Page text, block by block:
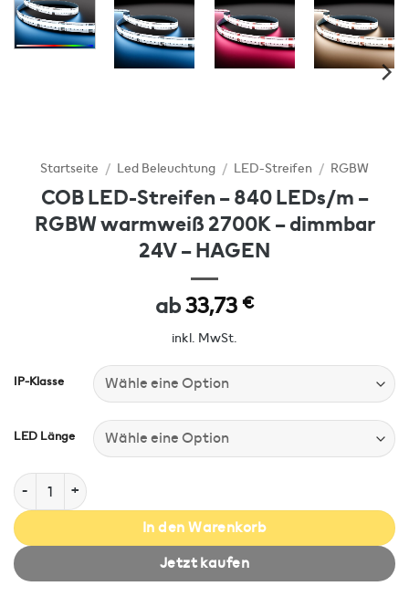
Startseite / Led Beleuchtung / LED-Streifen / RGBW
COB LED-Streifen – 840 LEDs/m –
RGBW warmweiß 2700K – dimmbar
24V – HAGEN
ab33,73 €
inkl. MwSt.
IP-Klasse
LED Länge
COB LED-Streifen - 840 LEDs/m - RGBW warmweiß 2700K -
In den Warenkorb
Jetzt kaufen